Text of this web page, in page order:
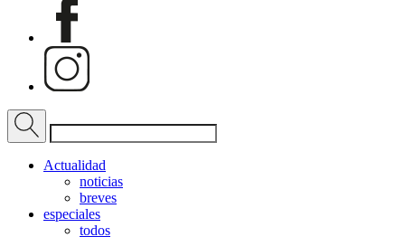
Actualidad
noticias
breves
especiales
todos